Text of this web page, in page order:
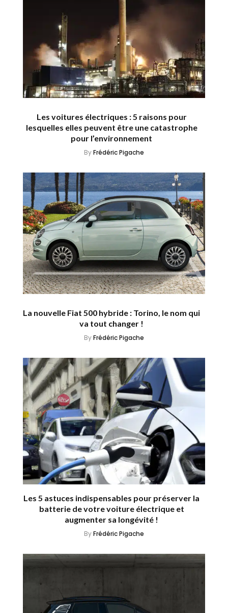
Les voitures électriques : 5 raisons pour
lesquelles elles peuvent être une catastrophe
pour l’environnement
ByFrédéric Pigache
La nouvelle Fiat 500 hybride : Torino, le nom qui
va tout changer !
ByFrédéric Pigache
Les 5 astuces indispensables pour préserver la
batterie de votre voiture électrique et
augmenter sa longévité !
ByFrédéric Pigache